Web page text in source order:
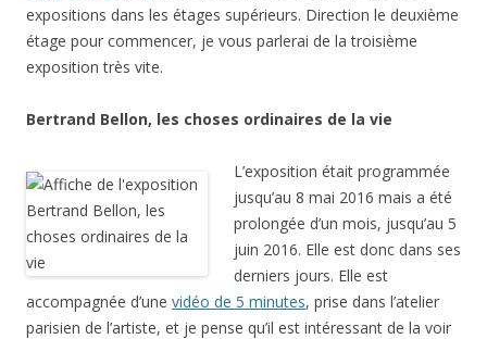
expositions dans les étages supérieurs. Direction le deuxième
étage pour commencer, je vous parlerai de la troisième
exposition très vite.
Bertrand Bellon, les choses ordinaires de la vie
L’exposition était programmée
jusqu’au 8 mai 2016 mais a été
prolongée d’un mois, jusqu’au 5
juin 2016. Elle est donc dans ses
derniers jours. Elle est
accompagnée d’une vidéo de 5 minutes, prise dans l’atelier
parisien de l’artiste, et je pense qu’il est intéressant de la voir